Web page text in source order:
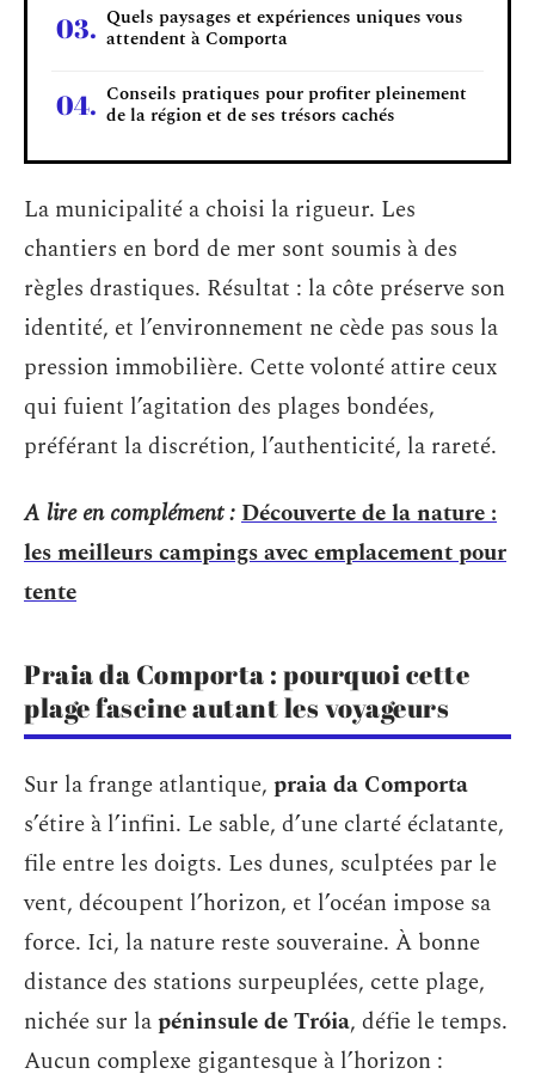
Quels paysages et expériences uniques vous
attendent à Comporta
Conseils pratiques pour profiter pleinement
de la région et de ses trésors cachés
La municipalité a choisi la rigueur. Les
chantiers en bord de mer sont soumis à des
règles drastiques. Résultat : la côte préserve son
identité, et l’environnement ne cède pas sous la
pression immobilière. Cette volonté attire ceux
qui fuient l’agitation des plages bondées,
préférant la discrétion, l’authenticité, la rareté.
A lire en complément :Découverte de la nature :
les meilleurs campings avec emplacement pour
tente
Praia da Comporta : pourquoi cette
plage fascine autant les voyageurs
Sur la frange atlantique, praia da Comporta
s’étire à l’infini. Le sable, d’une clarté éclatante,
file entre les doigts. Les dunes, sculptées par le
vent, découpent l’horizon, et l’océan impose sa
force. Ici, la nature reste souveraine. À bonne
distance des stations surpeuplées, cette plage,
nichée sur lapéninsule de Tróia, défie le temps.
Aucun complexe gigantesque à l’horizon :